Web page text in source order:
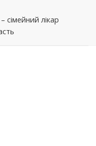
сімейний лікар